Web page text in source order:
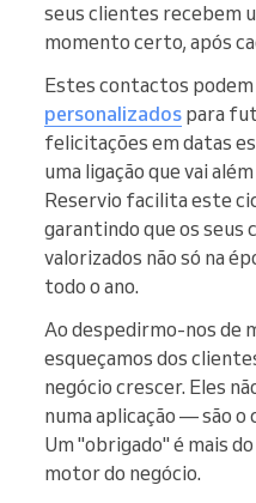
seus clientes recebem
momento certo, após
Estes contactos
personalizados para
felicitações em datas
uma ligação que vai
Reservio facilita este
garantindo que os seus
valorizados não só na
todo o ano.
Ao despedirmo-nos de
esqueçamos dos
negócio crescer. Eles
numa aplicação — são o
Um "obrigado" é mais
motor do negócio.